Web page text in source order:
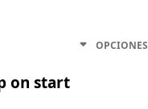
OPCIONES
on start